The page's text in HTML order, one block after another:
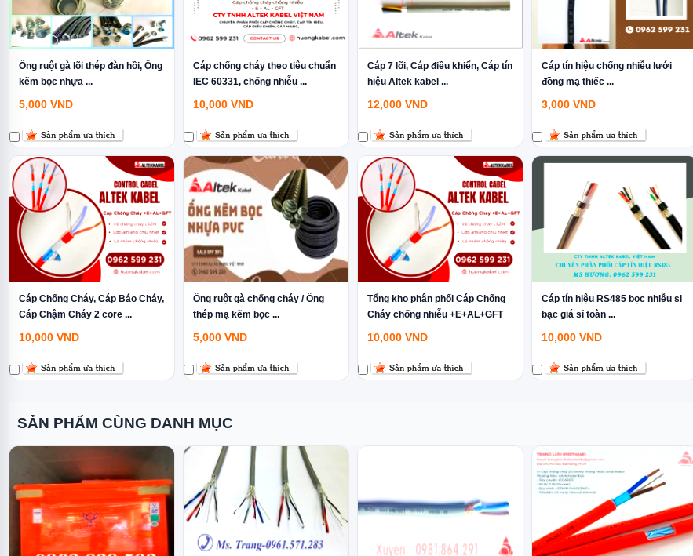
Ống ruột gà lõi thép đàn hồi, Ống
kẽm bọc nhựa ...
5,000 VND
Cáp chống cháy theo tiêu chuẩn
IEC 60331, chống nhiễu ...
10,000 VND
Cáp 7 lõi, Cáp điều khiển, Cáp tín
hiệu Altek kabel ...
12,000 VND
Cáp tín hiệu chống nhiễu lưới
đồng mạ thiếc ...
3,000 VND
Cáp Chống Cháy, Cáp Báo Cháy,
Cáp Chậm Cháy 2 core ...
10,000 VND
Ống ruột gà chống cháy / Ống
thép mạ kẽm bọc ...
5,000 VND
Tổng kho phân phối Cáp Chống
Cháy chống nhiễu +E+AL+GFT
10,000 VND
Cáp tín hiệu RS485 bọc nhiễu si
bạc giá sỉ toàn ...
10,000 VND
SẢN PHẨM CÙNG DANH MỤC